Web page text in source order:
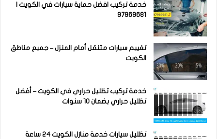
خدمة تركيب افضل حماية سيارات في الكويت |
97969681
تغييم سيارات متنقل أمام المنزل – جميع مناطق
الكويت
خدمة تركيب تظليل حراري في الكويت – أفضل
تظليل حراري بضمان 10 سنوات
تظليل سيارات خدمة منازل الكويت 24 ساعة